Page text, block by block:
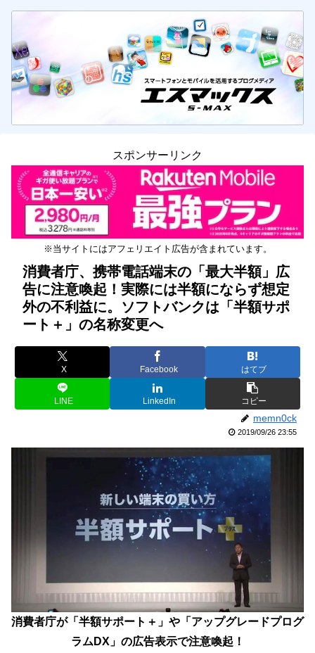
スポンサーリンク
※当サイトにはアフェリエイト広告が含まれています。
消費者庁、携帯電話端末の「最大半額」広
告に注意喚起！実際には半額にならず想定
外の不利益に。ソフトバンクは「半額サポ
ート＋」の名称変更へ
X Facebook はてブ
LINE LinkedIn コピー
memn0ck
2019/09/26 23:55
消費者庁が「半額サポート＋」や「アップグレードプログ
ラムDX」の広告表示で注意喚起！